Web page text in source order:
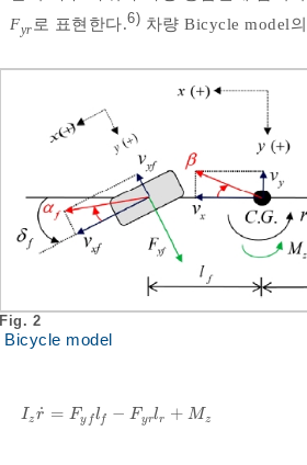
Fyr 로 표현한다.6) 차량 Bicycle model
Fig. 2
Bicycle model
I z r
˙ = Fy fl f − F yrlr + M z
I zr˙=F yf lf-Fyr lr+Mz